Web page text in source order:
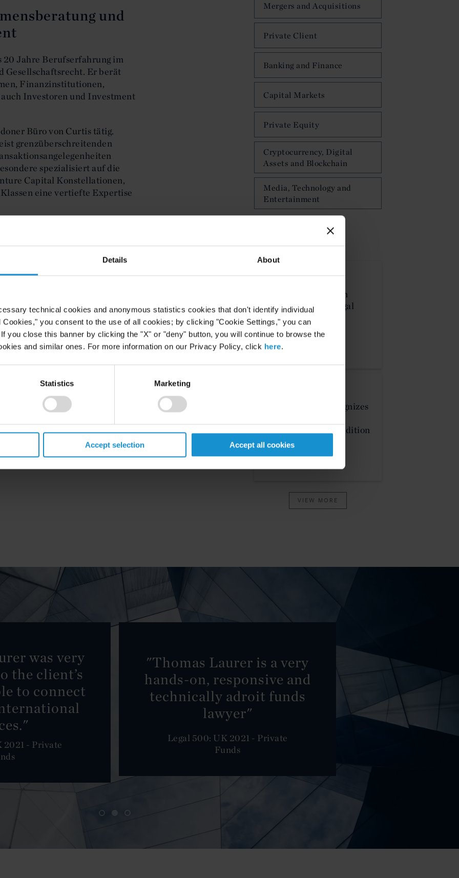
Details About
technical cookies and anonymous statistics cookies that don't identify individual
you consent to the use of all cookies; by clicking "Cookie Settings," you can
you close this banner by clicking the "X" or "deny" button, you will continue to browse the
and similar ones. For more information on our Privacy Policy, click here.
Statistics Marketing
Accept selection Accept all cookies
und
20 Jahre Berufserfahrung im
Gesellschaftsrecht. Er berät
Finanzinstitutionen,
Investoren und Investment
Büro von Curtis tätig.
grenzüberschreitenden
spezialisiert auf die
Capital Konstellationen,
eine vertiefte Expertise
Umfeld in den
sich insbesondere durch
transatlantischen als auch
er nicht nur rechtliche,
regulatorischen und
Mergers and Acquisitions
Private Client
Banking and Finance
Capital Markets
Private Equity
Cryptocurrency, Digital
Assets and Blockchain
Media, Technology and
Entertainment
NEWS & EVENTS
Curtis Recognized in
Newly Released Legal
500 UK 2024
MEHR ANZEIGEN
Legal 500 UK Recognizes
Attorneys in 2023 Edition
MEHR ANZEIGEN
VIEW MORE
was very
the client’s
to connect
2021 - Private
"Thomas Laurer is a very
hands-on, responsive and
technically adroit funds
lawyer"
Legal 500: UK 2021 - Private
Funds